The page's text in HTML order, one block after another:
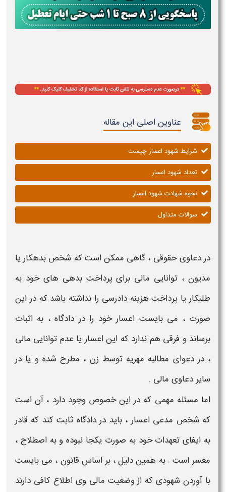
عناوین اصلی این مقاله
شرایط شهود اعسار چیست
تعداد شهود اعسار
نحوه شهادت شهود اعسار
سوالات متداول
در دعاوی حقوقی ، گاهی ممکن است که شخص بدهکار یا
مدیون ، توانایی مالی برای پرداخت بدهی های خود به
طلبکار یا پرداخت هزینه دادرسی را نداشته باشد که در این
صورت ، می بایست اعسارخود را در دادگاه ، به اثبات
برساند و فرقی هم ندارد که ایناعساریا عدم توانایی مالی
، در دعوای مطالبه مهریه توسط زن ، مطرح شده و یا در
سایر دعاوی مالی .
اما مسئله مهمی که در این خصوص وجود دارد ، آن است
که شخص مدعی اعسار، باید در دادگاه ثابت کند که قادر
به ایفای تعهدات خود به صورت یکجا نبوده و به اصطلاح ،
معسراست . به همین دلیل ، بر اساس قانون ، می بایست
با آوردن شهودی که از وضعیت مالی وی اطلاع کافی دارند